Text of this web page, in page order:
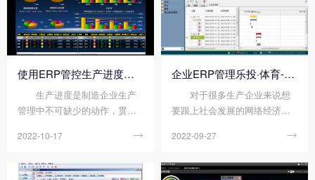
中国一站式服务平台和ERP的
区别。 OA乐投·体育-中国
一站式服务平台和ERP的区别
如下： 含义不同： OA
指Office A...
的就是成本的问题，下面顺景E
RP软件小编来说说购买一套ER
P乐投·体育-中国一站式服务平
台需要投入...
使用ERP管控生产进度的方法
生产进度是制造企业生产
管理中不可缺少的动作，贯穿
做好生产进度管理，可以确保
做到高效可控，保质保量。下
2022-10-17 
企业ERP管理乐投·体育-中国一站式服务平台定制价格高吗?有哪些功能?
对于很多生产企业来说想
要跟上社会发展的网络经济浪
不断创新和完善，企业ERP管
台定制能够根据企业自身的生
2022-09-27 